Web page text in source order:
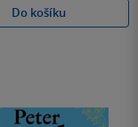
Do košíku